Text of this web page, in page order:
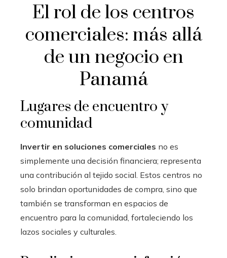
El rol de los centros
comerciales: más allá
de un negocio en
Panamá
Lugares de encuentro y
comunidad
Invertir en soluciones comerciales no es
simplemente una decisión financiera; representa
una contribución al tejido social. Estos centros no
solo brindan oportunidades de compra, sino que
también se transforman en espacios de
encuentro para la comunidad, fortaleciendo los
lazos sociales y culturales.